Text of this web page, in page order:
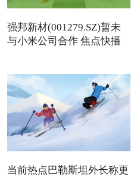
强邦新材(001279.SZ)暂未
与小米公司合作 焦点快播
当前热点巴勒斯坦外长称更